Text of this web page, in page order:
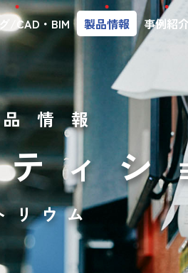
/CAD・BIM 製品情報 事例紹
情報
ィシ
リウム